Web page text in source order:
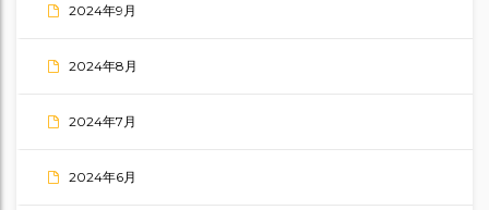
2024年9月
2024年8月
2024年7月
2024年6月